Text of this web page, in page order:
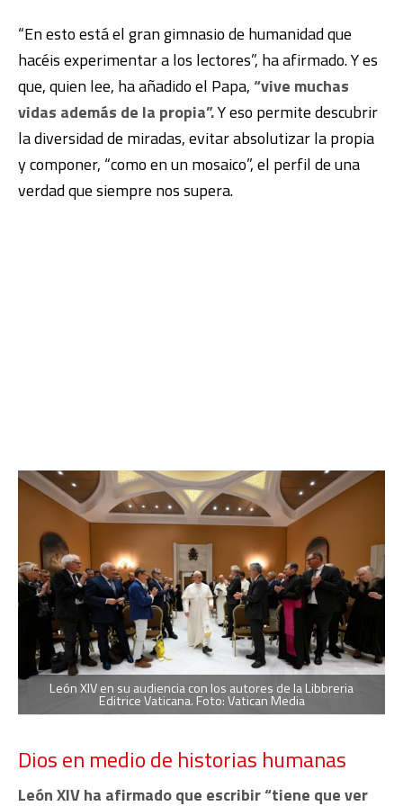
“En esto está el gran gimnasio de humanidad que
hacéis experimentar a los lectores”, ha afirmado. Y es
que, quien lee, ha añadido el Papa,“vive muchas
vidas además de la propia”.Y eso permite descubrir
la diversidad de miradas, evitar absolutizar la propia
y componer, “como en un mosaico”, el perfil de una
verdad que siempre nos supera.
León XIV en su audiencia con los autores de la Libbreria
Editrice Vaticana. Foto: Vatican Media
Dios en medio de historias humanas
León XIV ha afirmado que escribir “tiene que ver